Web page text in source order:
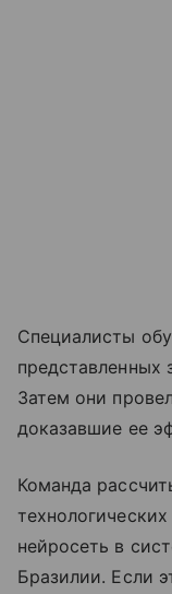
Специалисты
представленных
Затем они
доказавшие ее
Команда
нейросеть в
Бразилии. Если